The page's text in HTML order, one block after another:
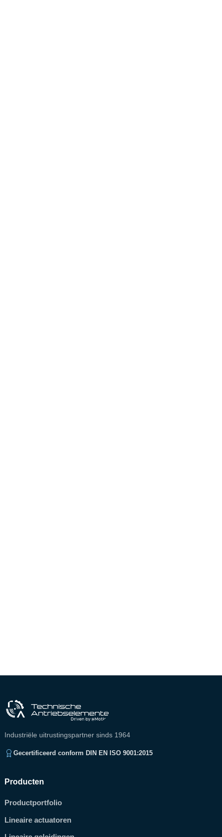
Industriële uitrustingspartner sinds 1964
Gecertificeerd conform DIN EN ISO 9001:2015
Producten
Productportfolio
Lineaire actuatoren